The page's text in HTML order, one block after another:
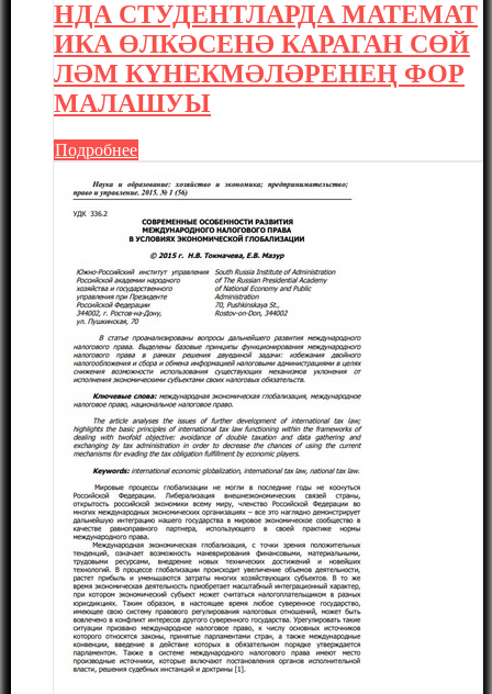
НДА СТУДЕНТЛАРДА МАТЕМАТ
ИКА ӨЛКӘСЕНӘ КАРАГАН СӨЙ
ЛӘМ КҮНЕКМӘЛӘРЕНЕҢ ФОР
МАЛАШУЫ
Подробнее